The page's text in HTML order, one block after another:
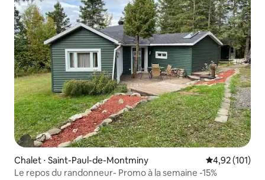
Chalet ⋅ Saint-Paul-de-Montminy Évaluation
4,92 (101)
Le repos du randonneur- Promo à la semaine -15%